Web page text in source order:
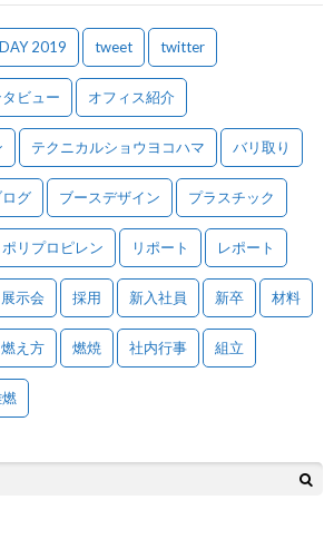
2019 tweet twitter
ビュー オフィス紹介
テクニカルショウヨコハマ バリ取り
ログ ブースデザイン プラスチック
ポリプロピレン リポート レポート
展示会 採用 新入社員 新卒 材料
燃え方 燃焼 社内行事 組立